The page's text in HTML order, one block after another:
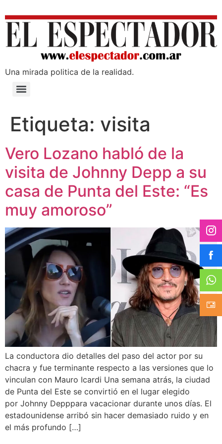
Una mirada poli­tica de la realidad.
Etiqueta: visita
Vero Lozano habló de la
visita de Johnny Depp a su
casa de Punta del Este: “Es
muy amoroso”
La conductora dio detalles del paso del actor por su
chacra y fue terminante respecto a las versiones que lo
vinculan con Mauro Icardi Una semana atrás, la ciudad
de Punta del Este se convirtió en el lugar elegido
por Johnny Depppara vacacionar durante unos días. El
estadounidense arribó sin hacer demasiado ruido y en
el más profundo […]